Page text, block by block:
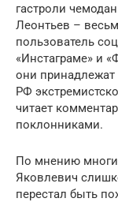
гастроли
Леонтьев –
пользователь
«Инстаграме» и
они принадлежат
РФ
читает
поклонниками.
По мнению
Яковлевич
перестал быть